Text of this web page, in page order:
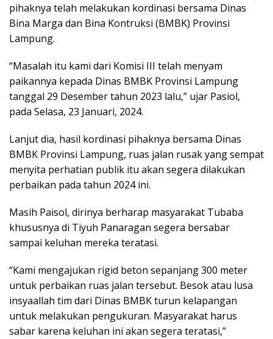
pihaknya telah melakukan kordinasi bersama Dinas
Bina Marga dan Bina Kontruksi (BMBK) Provinsi
Lampung.
“Masalah itu kami dari Komisi III telah menyam
paikannya kepada Dinas BMBK Provinsi Lampung
tanggal 29 Desember tahun 2023 lalu,” ujar Pasiol,
pada Selasa, 23 Januari, 2024.
Lanjut dia, hasil kordinasi pihaknya bersama Dinas
BMBK Provinsi Lampung, ruas jalan rusak yang sempat
menyita perhatian publik itu akan segera dilakukan
perbaikan pada tahun 2024 ini.
Masih Paisol, dirinya berharap masyarakat Tubaba
khususnya di Tiyuh Panaragan segera bersabar
sampai keluhan mereka teratasi.
“Kami mengajukan rigid beton sepanjang 300 meter
untuk perbaikan ruas jalan tersebut. Besok atau lusa
insyaallah tim dari Dinas BMBK turun kelapangan
untuk melakukan pengukuran. Masyarakat harus
sabar karena keluhan ini akan segera teratasi,”